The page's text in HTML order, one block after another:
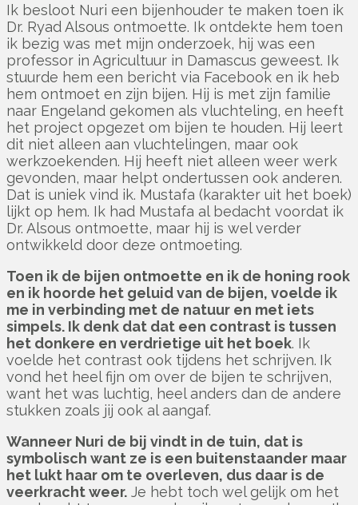
Ik besloot Nuri een bijenhouder te maken toen ik
Dr. Ryad Alsous ontmoette. Ik ontdekte hem toen
ik bezig was met mijn onderzoek, hij was een
professor in Agricultuur in Damascus geweest. Ik
stuurde hem een bericht via Facebook en ik heb
hem ontmoet en zijn bijen. Hij is met zijn familie
naar Engeland gekomen als vluchteling, en heeft
het project opgezet om bijen te houden. Hij leert
dit niet alleen aan vluchtelingen, maar ook
werkzoekenden. Hij heeft niet alleen weer werk
gevonden, maar helpt ondertussen ook anderen.
Dat is uniek vind ik. Mustafa (karakter uit het boek)
lijkt op hem. Ik had Mustafa al bedacht voordat ik
Dr. Alsous ontmoette, maar hij is wel verder
ontwikkeld door deze ontmoeting.
Toen ik de bijen ontmoette en ik de honing rook
en ik hoorde het geluid van de bijen, voelde ik
me in verbinding met de natuur en met iets
simpels. Ik denk dat dat een contrast is tussen
het donkere en verdrietige uit het boek. Ik
voelde het contrast ook tijdens het schrijven. Ik
vond het heel fijn om over de bijen te schrijven,
want het was luchtig, heel anders dan de andere
stukken zoals jij ook al aangaf.
Wanneer Nuri de bij vindt in de tuin, dat is
symbolisch want ze is een buitenstaander maar
het lukt haar om te overleven, dus daar is de
veerkracht weer. Je hebt toch wel gelijk om het